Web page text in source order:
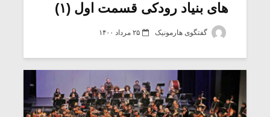
های بنیاد رودکی قسمت اول (۱)
گفتگوی هارمونیک ۲۵ مرداد ۱۴۰۰